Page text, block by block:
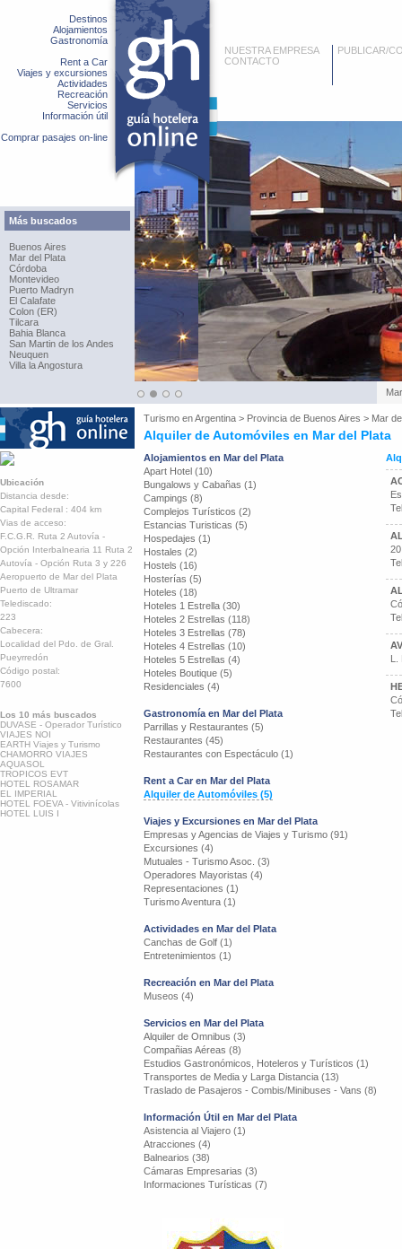
Destinos
Alojamientos
Gastronomía
Rent a Car
Viajes y excursiones
Actividades
Recreación
Servicios
Información útil
Comprar pasajes on-line
Más buscados
Buenos Aires
Mar del Plata
Córdoba
Montevideo
Puerto Madryn
El Calafate
Colon (ER)
Tilcara
Bahia Blanca
San Martin de los Andes
Neuquen
Villa la Angostura
NUESTRA EMPRESA
CONTACTO
PUBLICAR/
Turismo enArgentina > Provincia de Buenos Aires > Mar
Alquiler de Automóviles en Mar del Plata
Ubicación
Distancia desde:
Capital Federal : 404 km
Vias de acceso:
F.C.G.R. Ruta 2 Autovía -
Opción Interbalnearia 11 Ruta 2
Autovía - Opción Ruta 3 y 226
Aeropuerto de Mar del Plata
Puerto de Ultramar
Telediscado:
223
Cabecera:
Localidad del Pdo. de Gral.
Pueyrredón
Código postal:
7600
Los 10 más buscados
DUVASE - Operador Turístico
VIAJES NOI
EARTH Viajes y Turismo
CHAMORRO VIAJES
AQUASOL
TROPICOS EVT
HOTEL ROSAMAR
EL IMPERIAL
HOTEL FOEVA - Vitivinícolas
HOTEL LUIS I
Alojamientos en Mar del Plata
Apart Hotel (10)
Bungalows y Cabañas (1)
Campings (8)
Complejos Turísticos (2)
Estancias Turisticas (5)
Hospedajes (1)
Hostales (2)
Hostels (16)
Hosterías (5)
Hoteles (18)
Hoteles 1 Estrella (30)
Hoteles 2 Estrellas (118)
Hoteles 3 Estrellas (78)
Hoteles 4 Estrellas (10)
Hoteles 5 Estrellas (4)
Hoteles Boutique (5)
Residenciales (4)
Gastronomía en Mar del Plata
Parrillas y Restaurantes (5)
Restaurantes (45)
Restaurantes con Espectáculo (1)
Rent a Car en Mar del Plata
Alquiler de Automóviles (5)
Viajes y Excursiones en Mar del Plata
Empresas y Agencias de Viajes y Turismo (91)
Excursiones (4)
Mutuales - Turismo Asoc. (3)
Operadores Mayoristas (4)
Representaciones (1)
Turismo Aventura (1)
Actividades en Mar del Plata
Canchas de Golf (1)
Entretenimientos (1)
Recreación en Mar del Plata
Museos (4)
Servicios en Mar del Plata
Alquiler de Omnibus (3)
Compañias Aéreas (8)
Estudios Gastronómicos, Hoteleros y Turísticos (1)
Transportes de Media y Larga Distancia (13)
Traslado de Pasajeros - Combis/Minibuses - Vans (8)
Información Útil en Mar del Plata
Asistencia al Viajero (1)
Atracciones (4)
Balnearios (38)
Cámaras Empresarias (3)
Informaciones Turísticas (7)
L.